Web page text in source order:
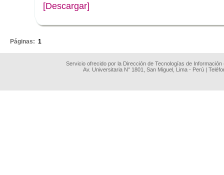
[Descargar]
Páginas: 1
Servicio ofrecido por la Dirección de Tecnologías de
Av. Universitaria N° 1801, San Miguel, Lima - Perú |